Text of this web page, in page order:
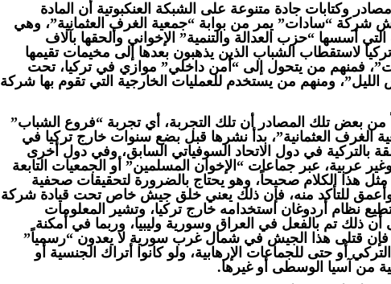
وكتابات جادة متنوعة على الشبكة العنكبوتية أن المادة
شركة “سادات” يمر من بوابة “جمعية الغرف العثمانية”، وهي
أسسها “حزب العدالة والتنمية” الإخواني وألحقها بآلاف
لاستقطاب الشباب الذين يذهبون بعدها إلى مخيمات تقيمها
فمنهم من يتحول إلى “أمن داخلي” موازي في تركيا، تحت
ومنهم من يستخدم للعمليات الخارجية التي تقوم بها شركة
بعض تلك المصادر أن تلك التجربة، أي تجربة “فروع الشباب”
الغرف العثمانية”، بدأ نشرها قبل بضع سنوات خارج تركيا في
بالتركية في دول الاتحاد السوفياتي السابق، وفي دول أخرى
عربية، عبر جماعات “الإخوان المسلمين” أو الجمعيات التابعة
مثل هذا الكلام صحيحاً، وهو يحتاج بالضرورة لتحقيقات صحفية
وأعمق للتأكد منه، فإن ذلك يعني خلق جيش خاص تحت قيادة شركة
نظام أردوغان استخدامه خارج تركيا، وتشير المعلومات
أن ذلك تم بالفعل في العراق وسورية وليبيا، وربما في أمكنة
فإن قتلى هذا الجيش في شمال غرب سورية لا يعدون “رسمياً”
أو حتى للجماعات الإرهابية، ولو كانوا أتراك الجنسية أو
من آسيا الوسطى أو غيرها.